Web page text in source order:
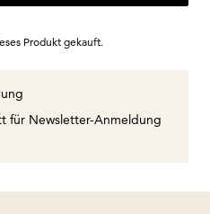
Produkt gekauft.
für Newsletter-Anmeldung